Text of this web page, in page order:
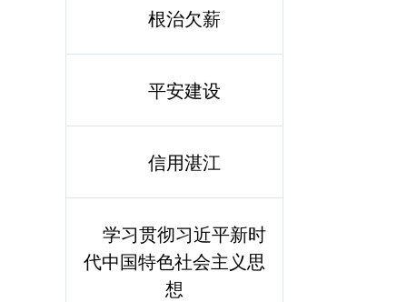
根治欠薪
平安建设
信用湛江
学习贯彻习近平新时
代中国特色社会主义思
想